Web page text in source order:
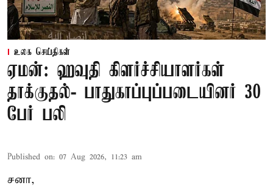
உலக செய்திகள்
ஏமன்: ஹவுதி கிளர்ச்சியாளர்கள்
தாக்குதல்- பாதுகாப்புப்படையினர் 30
பேர் பலி
Published on: 07 Aug 2026, 11:23 am
சனா,